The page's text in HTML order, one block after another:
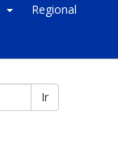
Regional
Ir